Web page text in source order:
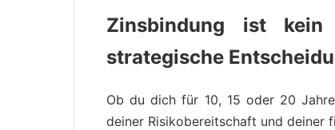
Zinsbindung ist
strategische
Ob du dich für 10, 15 oder 20
deiner Risikobereitschaft und deiner